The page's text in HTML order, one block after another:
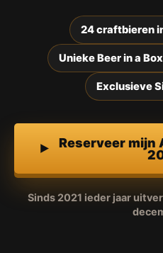
24 craftbieren
Unieke Beer in a
Exclusieve
Reserveer mijn
Sinds 2021 ieder jaar